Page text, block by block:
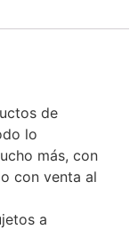
de
lo
más, con
con venta al
a